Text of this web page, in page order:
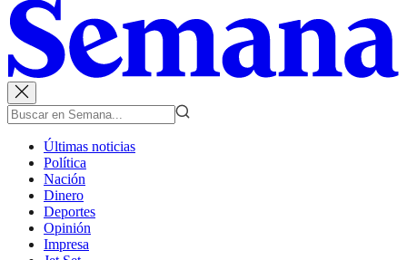
Últimas noticias
Política
Nación
Dinero
Deportes
Opinión
Impresa